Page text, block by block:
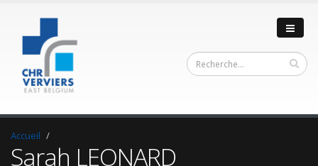
Accueil
Sarah LEONARD